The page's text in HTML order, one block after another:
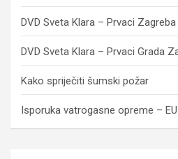
DVD Sveta Klara – Prvaci Zagreba
DVD Sveta Klara – Prvaci Grada
Kako spriječiti šumski požar
Isporuka vatrogasne opreme –